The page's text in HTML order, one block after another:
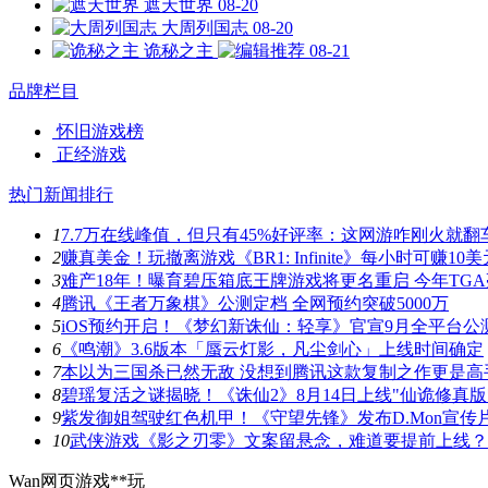
遮天世界 08-20
大周列国志 08-20
诡秘之主
08-21
品牌栏目
怀旧游戏榜
正经游戏
热门新闻排行
17.7万在线峰值，但只有45%好评率：这网游咋刚火就翻
2赚真美金！玩撤离游戏《BR1: Infinite》每小时可赚10美
3难产18年！曝育碧压箱底王牌游戏将更名重启 今年
4腾讯《王者万象棋》公测定档 全网预约突破5000万
5iOS预约开启！《梦幻新诛仙：轻享》官宣9月全平台公
6 《鸣潮》3.6版本「蜃云灯影，凡尘剑心」上线时间确定
7本以为三国杀已然无敌 没想到腾讯这款复制之作更是高
8碧瑶复活之谜揭晓！《诛仙2》8月14日上线"仙诡修真
9紫发御姐驾驶红色机甲！《守望先锋》发布D.Mon宣传
10武侠游戏《影之刃零》文案留悬念，难道要提前上线？
Wan网页游戏**玩